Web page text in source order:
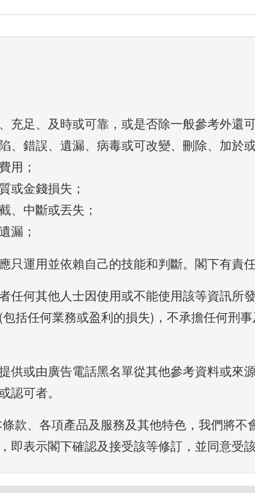
充足、及時或可靠，或是否除一般參考外還
、錯誤、遺漏、病毒或可改變、刪除、加於
用；
或金錢損失；
、中斷或丟失；
漏；
只運用並依賴自己的技能和判斷。閣下有責
任何其他人士因使用或不能使用該等資訊所
括任何業務或盈利的損失)，不承擔任何刑
供或由廣告電話黑名單從其他參考資料或來
認可者。
款、各項產品及服務及其他特色，我們將
即表示閣下確認及接受該等修訂，並同意受